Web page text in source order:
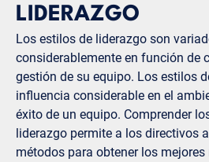
LIDERAZGO
Los estilos de liderazgo son
considerablemente en función de
gestión de su equipo. Los estilos
influencia considerable en el
éxito de un equipo. Comprender
liderazgo permite a los directivos
métodos para obtener los